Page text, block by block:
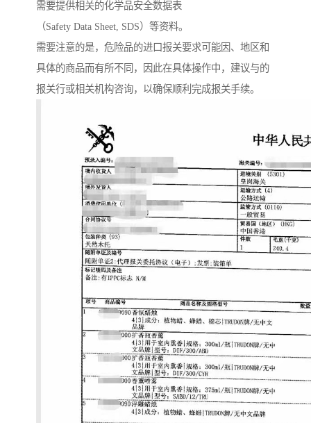
需要提供相关的化学品安全数据表
（Safety Data Sheet, SDS）等资料。
需要注意的是，危险品的进口报关要求可能因、地区和
具体的商品而有所不同，因此在具体操作中，建议与的
报关行或相关机构咨询，以确保顺利完成报关手续。